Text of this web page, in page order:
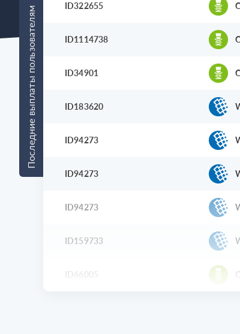
Последние выплаты пользователям ID322655
ID1114738
ID34901
ID183620
ID94273
ID94273
ID94273
ID159733